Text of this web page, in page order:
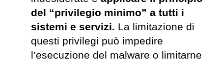
del “privilegio minimo” a tutti i
sistemi e servizi. La limitazione di
questi privilegi può impedire
l’esecuzione del malware o limitarne